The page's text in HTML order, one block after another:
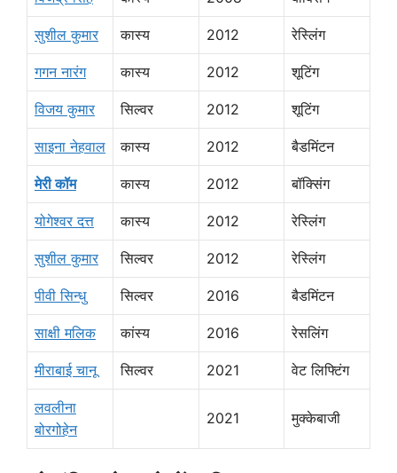
सुशील कुमार कास्य 2012 रेस्लिंग
गगन नारंग कास्य 2012 शूटिंग
विजय कुमार सिल्वर 2012 शूटिंग
साइना नेहवाल कास्य 2012 बैडमिंटन
मेरी कॉम कास्य 2012 बॉक्सिंग
योगेश्वर दत्त कास्य 2012 रेस्लिंग
सुशील कुमार सिल्वर 2012 रेस्लिंग
पीवी सिन्धु सिल्वर 2016 बैडमिंटन
साक्षी मलिक कांस्य 2016 रेसलिंग
मीराबाई चानू सिल्वर 2021 वेट लिफ्टिंग
लवलीना
बोरगोहेन
2021 मुक्केबाजी